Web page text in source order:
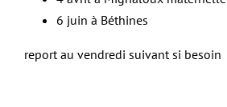
6 juin à Béthines
report au vendredi suivant si besoin